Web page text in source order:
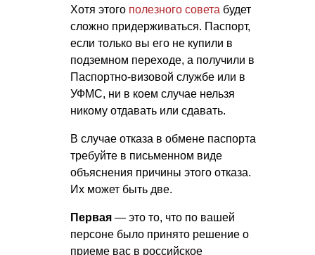
Хотя этого полезного совета будет
сложно придерживаться. Паспорт,
если только вы его не купили в
подземном переходе, а получили в
Паспортно-визовой службе или в
УФМС, ни в коем случае нельзя
никому отдавать или сдавать.
В случае отказа в обмене паспорта
требуйте в письменном виде
объяснения причины этого отказа.
Их может быть две.
Первая — это то, что по вашей
персоне было принято решение о
приеме вас в российское